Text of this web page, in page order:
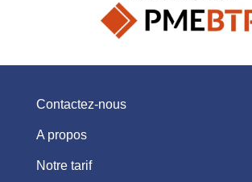
Contactez-nous
A propos
Notre tarif